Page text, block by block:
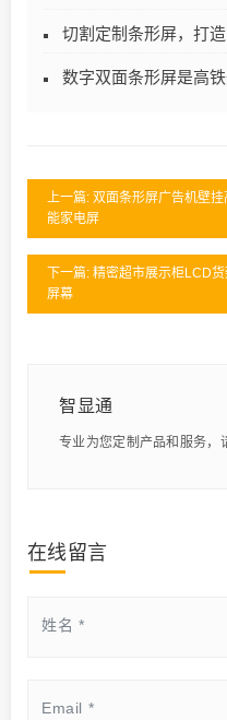
切割定制条形屏，打
数字双面条形屏是高
上一篇: 双面条形屏广告机壁
能家电屏
下一篇: 精密超市展示柜LCD
屏幕
智显通
专业为您定制产品和服务
在线留言